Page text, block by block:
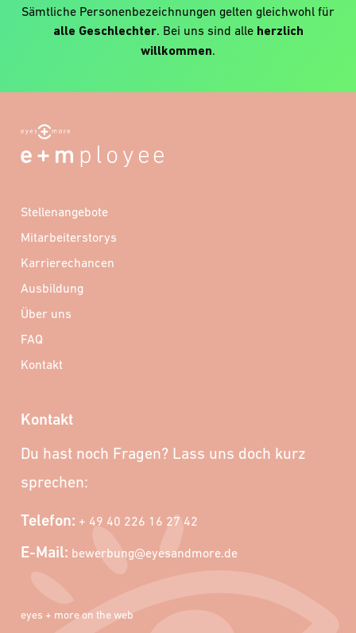
Sämtliche Personenbezeichnungen gelten gleichwohl für
alle Geschlechter. Bei uns sind alle herzlich
willkommen.
Stellenangebote
Mitarbeiterstorys
Karrierechancen
Ausbildung
Über uns
FAQ
Kontakt
Kontakt
Du hast noch Fragen? Lass uns doch kurz
sprechen:
Telefon: + 49 40 226 16 27 42
E-Mail: bewerbung@eyesandmore.de
eyes + more on the web